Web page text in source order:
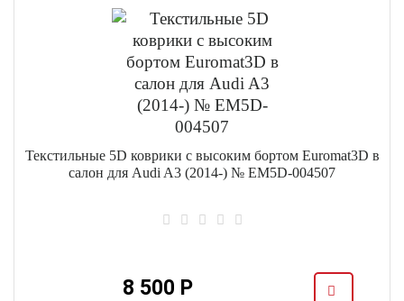
Текстильные 5D коврики с высоким бортом Euromat3D в
салон для Audi A3 (2014-) № EM5D-004507
8 500 Р